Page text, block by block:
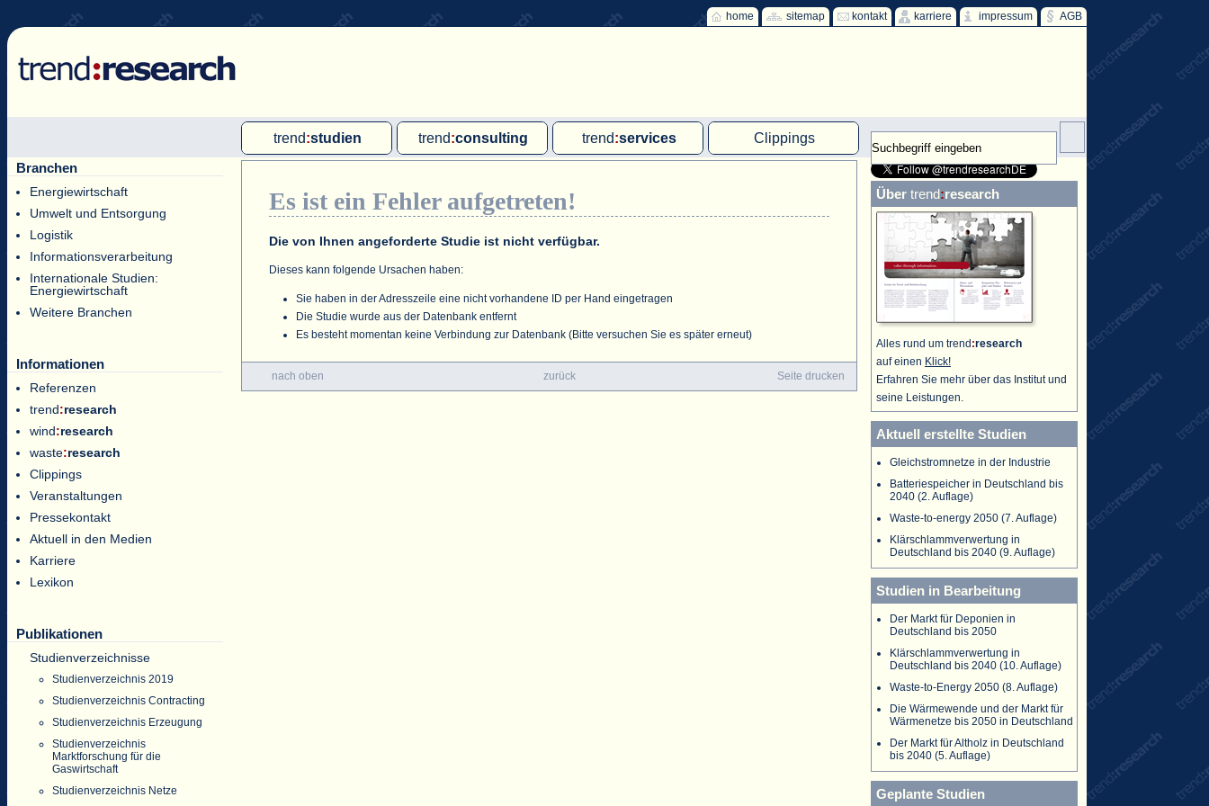
AGB
impressum
karriere
kontakt
sitemap
home
trend:studien
Single-Client-Studien
trend:consulting
Due Diligence
trend:services
PAP-Clipping
Clippings
Branchen
Energiewirtschaft
Umwelt und Entsorgung
Logistik
Informationsverarbeitung
Internationale Studien:
Energiewirtschaft
Weitere Branchen
Informationen
Referenzen
trend:research
wind:research
waste:research
Clippings
Veranstaltungen
Pressekontakt
Aktuell in den Medien
Karriere
Lexikon
Publikationen
Studienverzeichnisse
Studienverzeichnis 2019
Studienverzeichnis Contracting
Studienverzeichnis Erzeugung
Studienverzeichnis
Marktforschung für die
Gaswirtschaft
Studienverzeichnis Netze
Es ist ein Fehler aufgetreten!
Die von Ihnen angeforderte Studie ist nicht verfügbar.
Dieses kann folgende Ursachen haben:
Sie haben in der Adresszeile eine nicht vorhandene ID per Hand eingetragen
Die Studie wurde aus der Datenbank entfernt
Es besteht momentan keine Verbindung zur Datenbank (Bitte versuchen Sie es später erneut)
nach oben zurück Seite drucken
Über trend:research
Alles rund um trend :research
auf einen Klick!
Erfahren Sie mehr über das Institut und
seine Leistungen.
Aktuell erstellte Studien
Gleichstromnetze in der Industrie
Batteriespeicher in Deutschland bis
2040 (2. Auflage)
Waste-to-energy 2050 (7. Auflage)
Klärschlammverwertung in
Deutschland bis 2040 (9. Auflage)
Studien in Bearbeitung
Der Markt für Deponien in
Deutschland bis 2050
Klärschlammverwertung in
Deutschland bis 2040 (10. Auflage)
Waste-to-Energy 2050 (8. Auflage)
Die Wärmewende und der Markt für
Wärmenetze bis 2050 in Deutschland
Der Markt für Altholz in Deutschland
bis 2040 (5. Auflage)
Geplante Studien